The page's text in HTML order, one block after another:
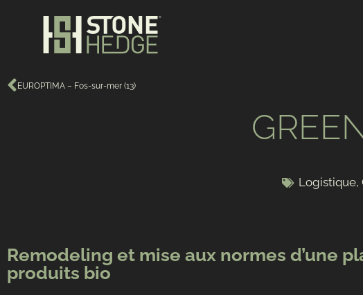
EUROPTIMA – Fos-sur-mer (13)
Logistique,
Remodeling et mise aux normes d’une
produits bio